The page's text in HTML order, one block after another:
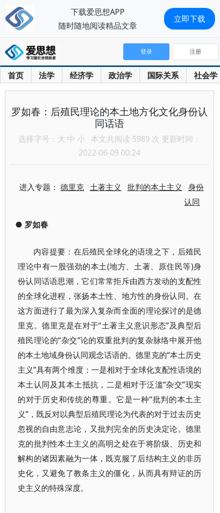
首页 法学 经济学 政治学 国际关系 社会学
登录 注册
罗如春：后殖民理论的本土地方化文化身份认
同话语
选择字号： 大 中 小 本文共阅读 5989 次 更新时间：
2022-06-09 00:24
进入专题：德里克 土著主义 批判的本土主义
身份
认同
● 罗如春
内容提要：在后殖民全球化的语境之下，后殖民
理论中有一股强劲的本土(地方、土著、原住民等)身
份认同话语思潮，它们常常拒斥由西方发动的支配性
的全球化进程，张扬本土性、地方性的身份认同。在
这方面进行了最为深入复杂而全面的理论探讨的是德
里克。德里克是在对于“土著主义意识形态”及典型后
殖民理论的“杂交”论的双重批判的复杂脉络中展开他
的本土地域身份认同观念话语的。德里克的“本土历史
主义”具有两个维度：一是相对于全球化支配性语境的
本土认同及其本土抵抗，二是相对于泛滥“杂交”现实
的对于历史和传统的尊重。它是一种“批判的本土主
义”，既反对以典型后殖民理论为代表的对于过去历史
忽视的自由意志论，又批判完全的历史决定论。德里
克的批判性本土主义的高明之处在于将阶级、历史和
解构的诸因素融为一体，既克服了后结构主义的非历
史化，又避免了教条主义的僵化，从而具有辩证的历
史主义的特殊深度。
下载爱思想APP
随时随地阅读精品文章
立即下载